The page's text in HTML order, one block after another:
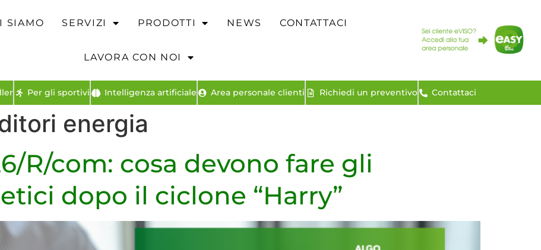
SIAMO SERVIZI PRODOTTI NEWS CONTATTACI
LAVORA CON NOI
Per gli sportivi Intelligenza artificiale Area personale clienti Richiedi un preventivo Contattaci
energia
R/com: cosa devono fare gli
dopo il ciclone “Harry”